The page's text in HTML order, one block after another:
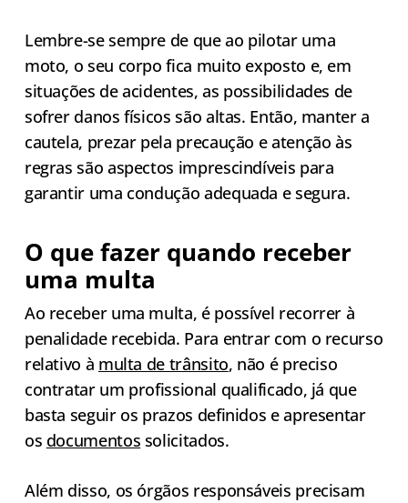
Lembre-se sempre de que ao pilotar uma
moto, o seu corpo fica muito exposto e, em
situações de acidentes, as possibilidades de
sofrer danos físicos são altas. Então, manter a
cautela, prezar pela precaução e atenção às
regras são aspectos imprescindíveis para
garantir uma condução adequada e segura.
O que fazer quando receber
uma multa
Ao receber uma multa, é possível recorrer à
penalidade recebida. Para entrar com o recurso
relativo à multa de trânsito, não é preciso
contratar um profissional qualificado, já que
basta seguir os prazos definidos e apresentar
os documentos solicitados.
Além disso, os órgãos responsáveis precisam